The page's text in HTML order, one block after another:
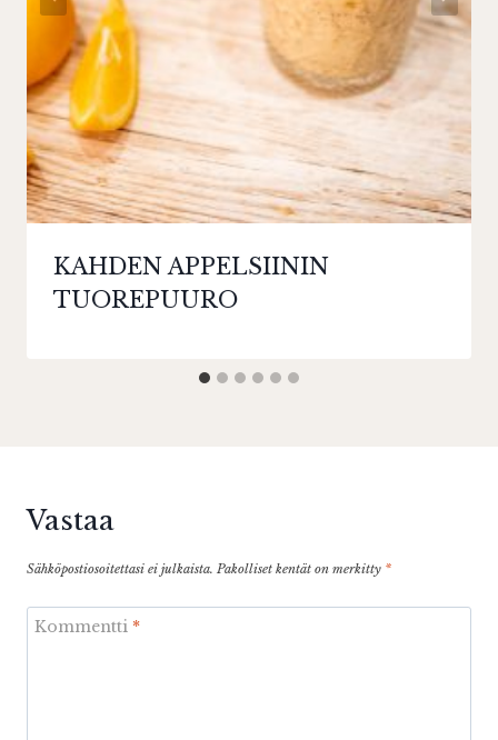
KAHDEN APPELSIININ
TUOREPUURO
Vastaa
Sähköpostiosoitettasi ei julkaista. Pakolliset kentät on merkitty *
Kommentti *